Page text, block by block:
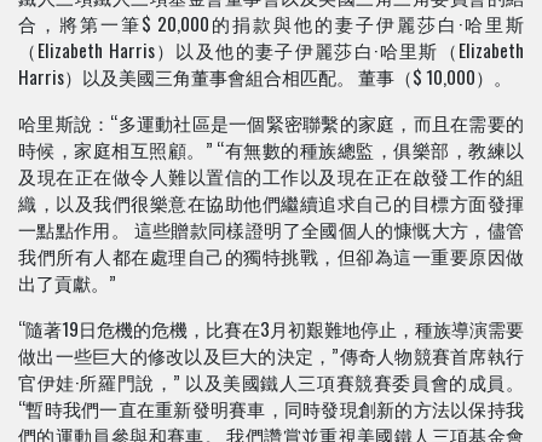
合，將第一筆$ 20,000的捐款與他的妻子伊麗莎白·哈里斯
（Elizabeth Harris）以及他的妻子伊麗莎白·哈里斯（Elizabeth
Harris）以及美國三角董事會組合相匹配。 董事（$ 10,000）。
哈里斯說：“多運動社區是一個緊密聯繫的家庭，而且在需要的
時候，家庭相互照顧。” “有無數的種族總監，俱樂部，教練以
及現在正在做令人難以置信的工作以及現在正在啟發工作的組
織，以及我們很樂意在協助他們繼續追求自己的目標方面發揮
一點點作用。 這些贈款同樣證明了全國個人的慷慨大方，儘管
我們所有人都在處理自己的獨特挑戰，但卻為這一重要原因做
出了貢獻。”
“隨著19日危機的危機，比賽在3月初艱難地停止，種族導演需要
做出一些巨大的修改以及巨大的決定，”傳奇人物競賽首席執行
官伊娃·所羅門說，” 以及美國鐵人三項賽競賽委員會的成員。
“暫時我們一直在重新發明賽車，同時發現創新的方法以保持我
們的運動員參與和賽車。 我們讚賞並重視美國鐵人三項基金會